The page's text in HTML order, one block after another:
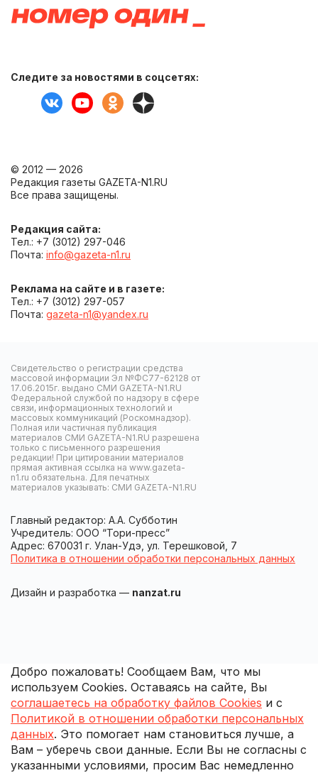
Следите за новостями в соцсетях:
© 2012 — 2026
Редакция газеты GAZETA-N1.RU
Все права защищены.
Редакция сайта:
Тел.: +7 (3012) 297-046
Почта: info@gazeta-n1.ru
Реклама на сайте и в газете:
Тел.: +7 (3012) 297-057
Почта: gazeta-n1@yandex.ru
Свидетельство о регистрации средства
массовой информации Эл №ФС77-62128 от
17.06.2015г. выдано СМИ GAZETA-N1.RU
Федеральной службой по надзору в сфере
связи, информационных технологий и
массовых коммуникаций (Роскомнадзор).
Полная или частичная публикация
материалов СМИ GAZETA-N1.RU разрешена
только с письменного разрешения
редакции! При цитировании материалов
прямая активная ссылка на www.gazeta-
n1.ru обязательна. Для печатных
материалов указывать: СМИ GAZETA-N1.RU
Главный редактор: А.А. Субботин
Учредитель: ООО “Тори-пресс”
Адрес: 670031 г. Улан-Удэ, ул. Терешковой, 7
Политика в отношении обработки персональных данных
Дизайн и разработка — nanzat.ru
Добро пожаловать! Сообщаем Вам, что мы
используем Cookies. Оставаясь на сайте, Вы
соглашаетесь на обработку файлов Cookies и с
Политикой в отношении обработки персональных
данных. Это помогает нам становиться лучше, а
Вам – уберечь свои данные. Если Вы не согласны с
указанными условиями, просим Вас немедленно